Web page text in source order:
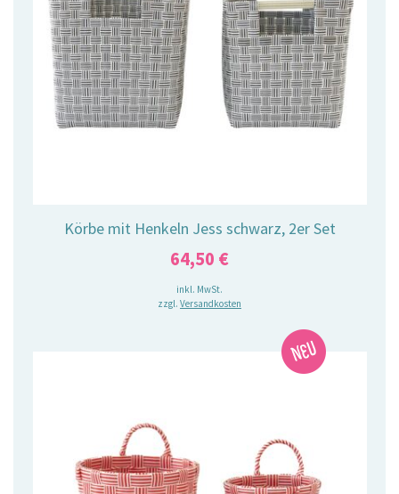
Körbe mit Henkeln Jess schwarz, 2er Set
64,50 €
inkl. MwSt.
zzgl. Versandkosten